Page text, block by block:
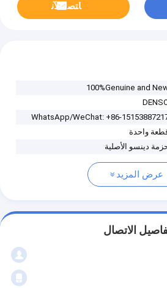
ﺎﺘﺼﻟ ﺍﻶﻧ
100%Genuine and
WhatsApp/WeChat: +86-
واحدة
دينسو الأصلية
عرض المزيد
الاتصال